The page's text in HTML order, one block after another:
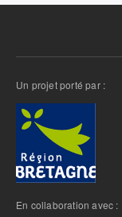
Un projet porté par :
En collaboration avec :